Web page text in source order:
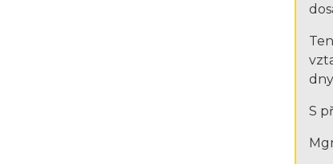
S